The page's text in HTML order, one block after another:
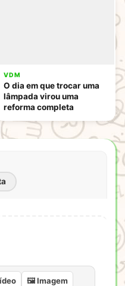
VDM
O dia em que trocar uma
lâmpada virou uma
reforma completa
🖼️ Imagem